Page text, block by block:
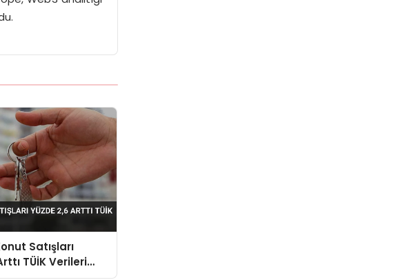
Satışları
TÜİK Verileri